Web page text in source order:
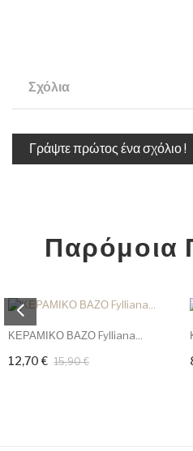
Σχόλια
Γράψτε πρώτος ένα σχόλιο !
Παρόμοια
ΚΕΡΑΜΙΚΟ ΒΑΖΟ Fylliana...
12,70 € 15,90 €